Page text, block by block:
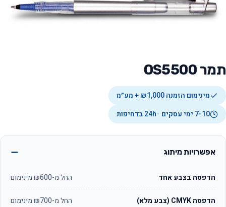
תמר OS5500
מינימום הזמנה ₪1,000 + מע״מ
7-10 ימי עסקים · 24h בדחיפות
אפשרויות מיתוג
הדפסה בצבע אחד החל מ-₪600 מינימום
הדפסה CMYK (צבע מלא) החל מ-₪700 מינימום